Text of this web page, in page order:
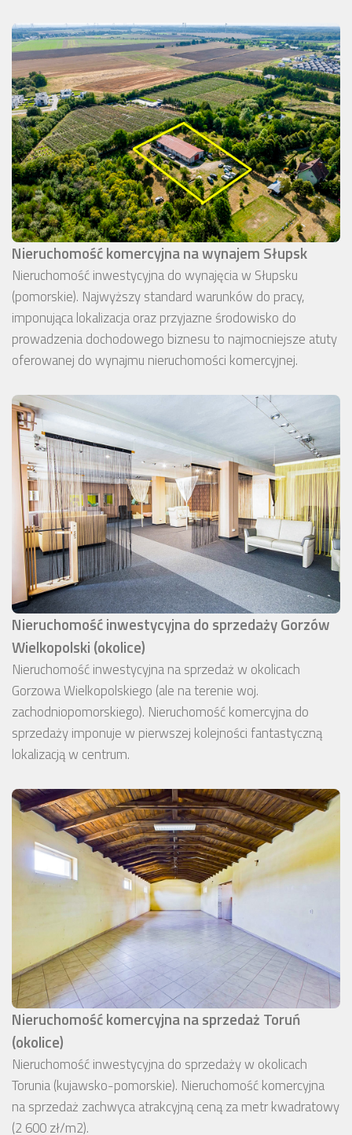
Nieruchomość komercyjna na wynajem Słupsk
Nieruchomość inwestycyjna do wynajęcia w Słupsku
(pomorskie). Najwyższy standard warunków do pracy,
imponująca lokalizacja oraz przyjazne środowisko do
prowadzenia dochodowego biznesu to najmocniejsze atuty
oferowanej do wynajmu nieruchomości komercyjnej.
Nieruchomość inwestycyjna do sprzedaży Gorzów
Wielkopolski (okolice)
Nieruchomość inwestycyjna na sprzedaż w okolicach
Gorzowa Wielkopolskiego (ale na terenie woj.
zachodniopomorskiego). Nieruchomość komercyjna do
sprzedaży imponuje w pierwszej kolejności fantastyczną
lokalizacją w centrum.
Nieruchomość komercyjna na sprzedaż Toruń
(okolice)
Nieruchomość inwestycyjna do sprzedaży w okolicach
Torunia (kujawsko-pomorskie). Nieruchomość komercyjna
na sprzedaż zachwyca atrakcyjną ceną za metr kwadratowy
(2 600 zł/m2).